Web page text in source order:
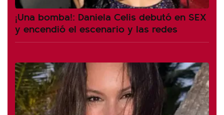
¡Una bomba!: Daniela Celis debutó en SEX
y encendió el escenario y las redes